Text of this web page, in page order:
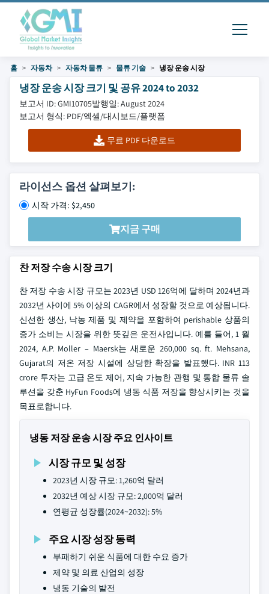
홈 자동차 자동차 물류 물류 기술 냉장 운송 시장
냉장 운송 시장 크기 및 공유 2024 to 2032
보고서 ID: GMI10705발행일: August 2024
보고서 형식: PDF/엑셀/대시보드/플랫폼
무료 PDF 다운로드
라이선스 옵션 살펴보기:
시작 가격: $2,450
지금 구매
찬 저장 수송 시장 크기
찬 저장 수송 시장 규모는 2023년 USD 126억에 달하며 2024년과
2032년 사이에 5% 이상의 CAGR에서 성장할 것으로 예상됩니다.
신선한 생산, 낙농 제품 및 제약을 포함하여 perishable 상품의
증가 소비는 시장을 위한 뜻깊은 운전사입니다. 예를 들어, 1 월
2024, A.P. Moller – Maersk는 새로운 260,000 sq. ft. Mehsana,
Gujarat의 저온 저장 시설에 상당한 확장을 발표했다. INR 113
crore 투자는 고급 온도 제어, 지속 가능한 관행 및 통합 물류 솔
루션을 갖춘 HyFun Foods에 냉동 식품 저장을 향상시키는 것을
목표로합니다.
냉동 저장 운송 시장 주요 인사이트
시장 규모 및 성장
2023년 시장 규모: 1,260억 달러
2032년 예상 시장 규모: 2,000억 달러
연평균 성장률(2024~2032): 5%
주요 시장 성장 동력
부패하기 쉬운 식품에 대한 수요 증가
제약 및 의료 산업의 성장
냉동 기술의 발전